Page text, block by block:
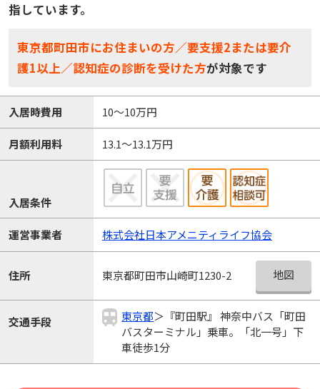
指しています。
東京都町田市にお住まいの方／要支援2または要介
護1以上／認知症の診断を受けた方が対象です
入居時費用 10～10万円
月額利用料 13.1～13.1万円
入居条件
運営事業者 株式会社日本アメニティライフ協会
住所 東京都町田市山崎町1230-2 地図
交通手段 東京都＞『町田駅』 神奈中バス「町田
バスターミナル」乗車。「北一号」下
車徒歩1分